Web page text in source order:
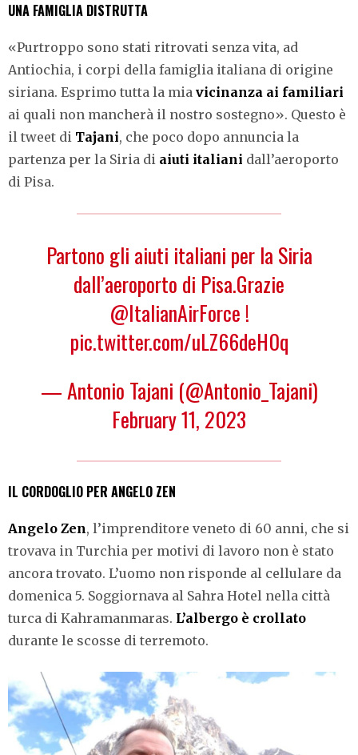
UNA FAMIGLIA DISTRUTTA
«Purtroppo sono stati ritrovati senza vita, ad
Antiochia, i corpi della famiglia italiana di origine
siriana. Esprimo tutta la mia vicinanza ai familiari
ai quali non mancherà il nostro sostegno». Questo è
il tweet di Tajani, che poco dopo annuncia la
partenza per la Siria di aiuti italiani dall’aeroporto
di Pisa.
Partono gli aiuti italiani per la Siria
dall’aeroporto di Pisa.Grazie
@ItalianAirForce ⁩ !
pic.twitter.com/uLZ66deH0q
— Antonio Tajani (@Antonio_Tajani)
February 11, 2023
IL CORDOGLIO PER ANGELO ZEN
Angelo Zen, l’imprenditore veneto di 60 anni, che si
trovava in Turchia per motivi di lavoro non è stato
ancora trovato. L’uomo non risponde al cellulare da
domenica 5. Soggiornava al Sahra Hotel nella città
turca di Kahramanmaras. L’albergo è crollato
durante le scosse di terremoto.